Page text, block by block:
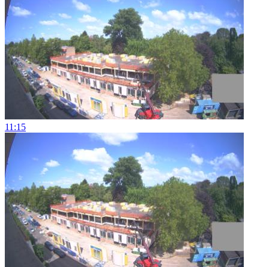
11:15